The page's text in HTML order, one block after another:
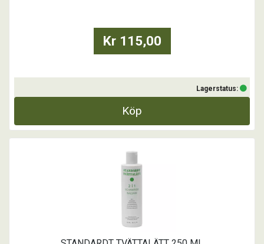
...
Kr 115,00
Lagerstatus:
Köp